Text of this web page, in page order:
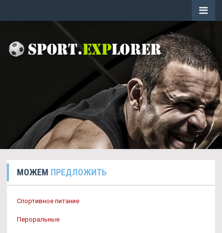
МОЖЕМ ПРЕДЛОЖИТЬ
Спортивное питание
Пероральные